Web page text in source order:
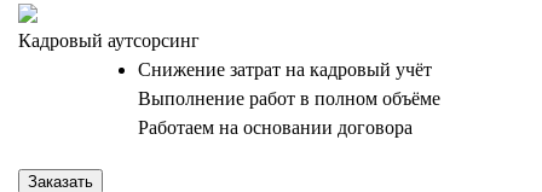
Кадровый аутсорсинг
Снижение затрат на кадровый учёт
Выполнение работ в полном объёме
Работаем на основании договора
Заказать